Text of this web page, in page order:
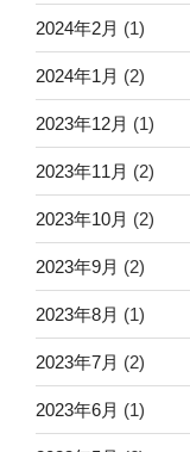
2024年2月 (1)
2024年1月 (2)
2023年12月 (1)
2023年11月 (2)
2023年10月 (2)
2023年9月 (2)
2023年8月 (1)
2023年7月 (2)
2023年6月 (1)